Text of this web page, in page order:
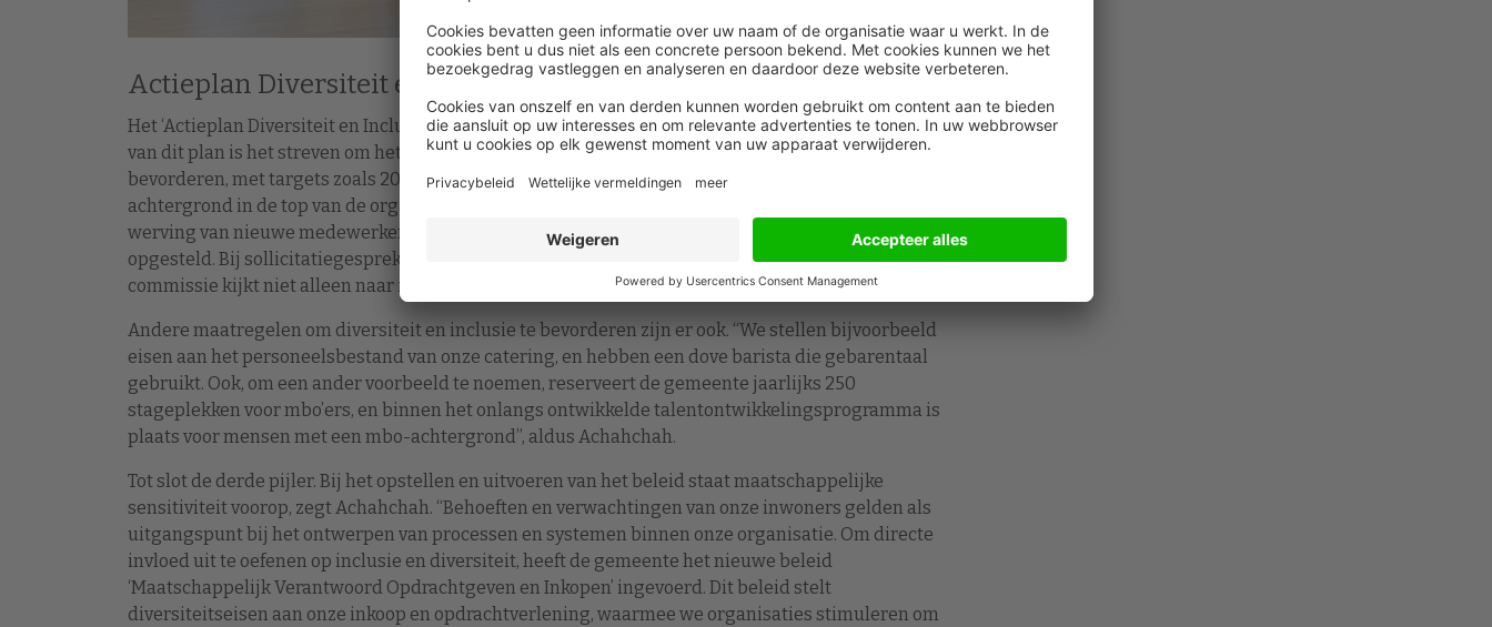
Actieplan Diversiteit en Inclusie
Het ‘Actieplan Diversiteit en Inclusie’ werkt het beleid uit in een concrete actielijnen. Onderdeel
van dit plan is het streven om het percentage ambtenaren met een bi-culturele achtergrond te
bevorderen, met targets zoals 20 procent van de medewerkers met een niet-Europese
achtergrond in de top van de organisatie tegen 2026. Ook wordt ingezet op een inclusievere
werving van nieuwe medewerkers. Vacatureteksten zijn sinds enkele jaren nadrukkelijk inclusief
opgesteld. Bij sollicitatiegesprekken is de selectiecommissie divers samengesteld. En de
commissie kijkt niet alleen naar iemands cv, maar ook naar diens vaardigheden.
Andere maatregelen om diversiteit en inclusie te bevorderen zijn er ook. “We stellen bijvoorbeeld
eisen aan het personeelsbestand van onze catering, en hebben een dove barista die gebarentaal
gebruikt. Ook, om een ander voorbeeld te noemen, reserveert de gemeente jaarlijks 250
stageplekken voor mbo’ers, en binnen het onlangs ontwikkelde talentontwikkelingsprogramma is
plaats voor mensen met een mbo-achtergrond”, aldus Achahchah.
Tot slot de derde pijler. Bij het opstellen en uitvoeren van het beleid staat maatschappelijke
sensitiviteit voorop, zegt Achahchah. “Behoeften en verwachtingen van onze inwoners gelden als
uitgangspunt bij het ontwerpen van processen en systemen binnen onze organisatie. Om directe
invloed uit te oefenen op inclusie en diversiteit, heeft de gemeente het nieuwe beleid
‘Maatschappelijk Verantwoord Opdrachtgeven en Inkopen’ ingevoerd. Dit beleid stelt
diversiteitseisen aan onze inkoop en opdrachtverlening, waarmee we organisaties stimuleren om